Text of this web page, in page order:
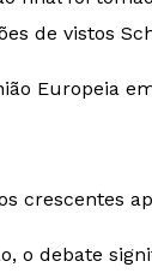
de vistos
Europeia
crescentes
debate